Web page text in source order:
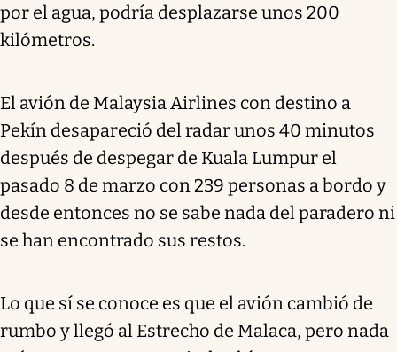
por el agua, podría desplazarse unos 200
kilómetros.
El avión de Malaysia Airlines con destino a
Pekín desapareció del radar unos 40 minutos
después de despegar de Kuala Lumpur el
pasado 8 de marzo con 239 personas a bordo y
desde entonces no se sabe nada del paradero ni
se han encontrado sus restos.
Lo que sí se conoce es que el avión cambió de
rumbo y llegó al Estrecho de Malaca, pero nada